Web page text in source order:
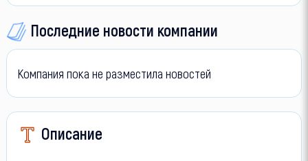
Последние новости компании
Компания пока не разместила новостей
Описание